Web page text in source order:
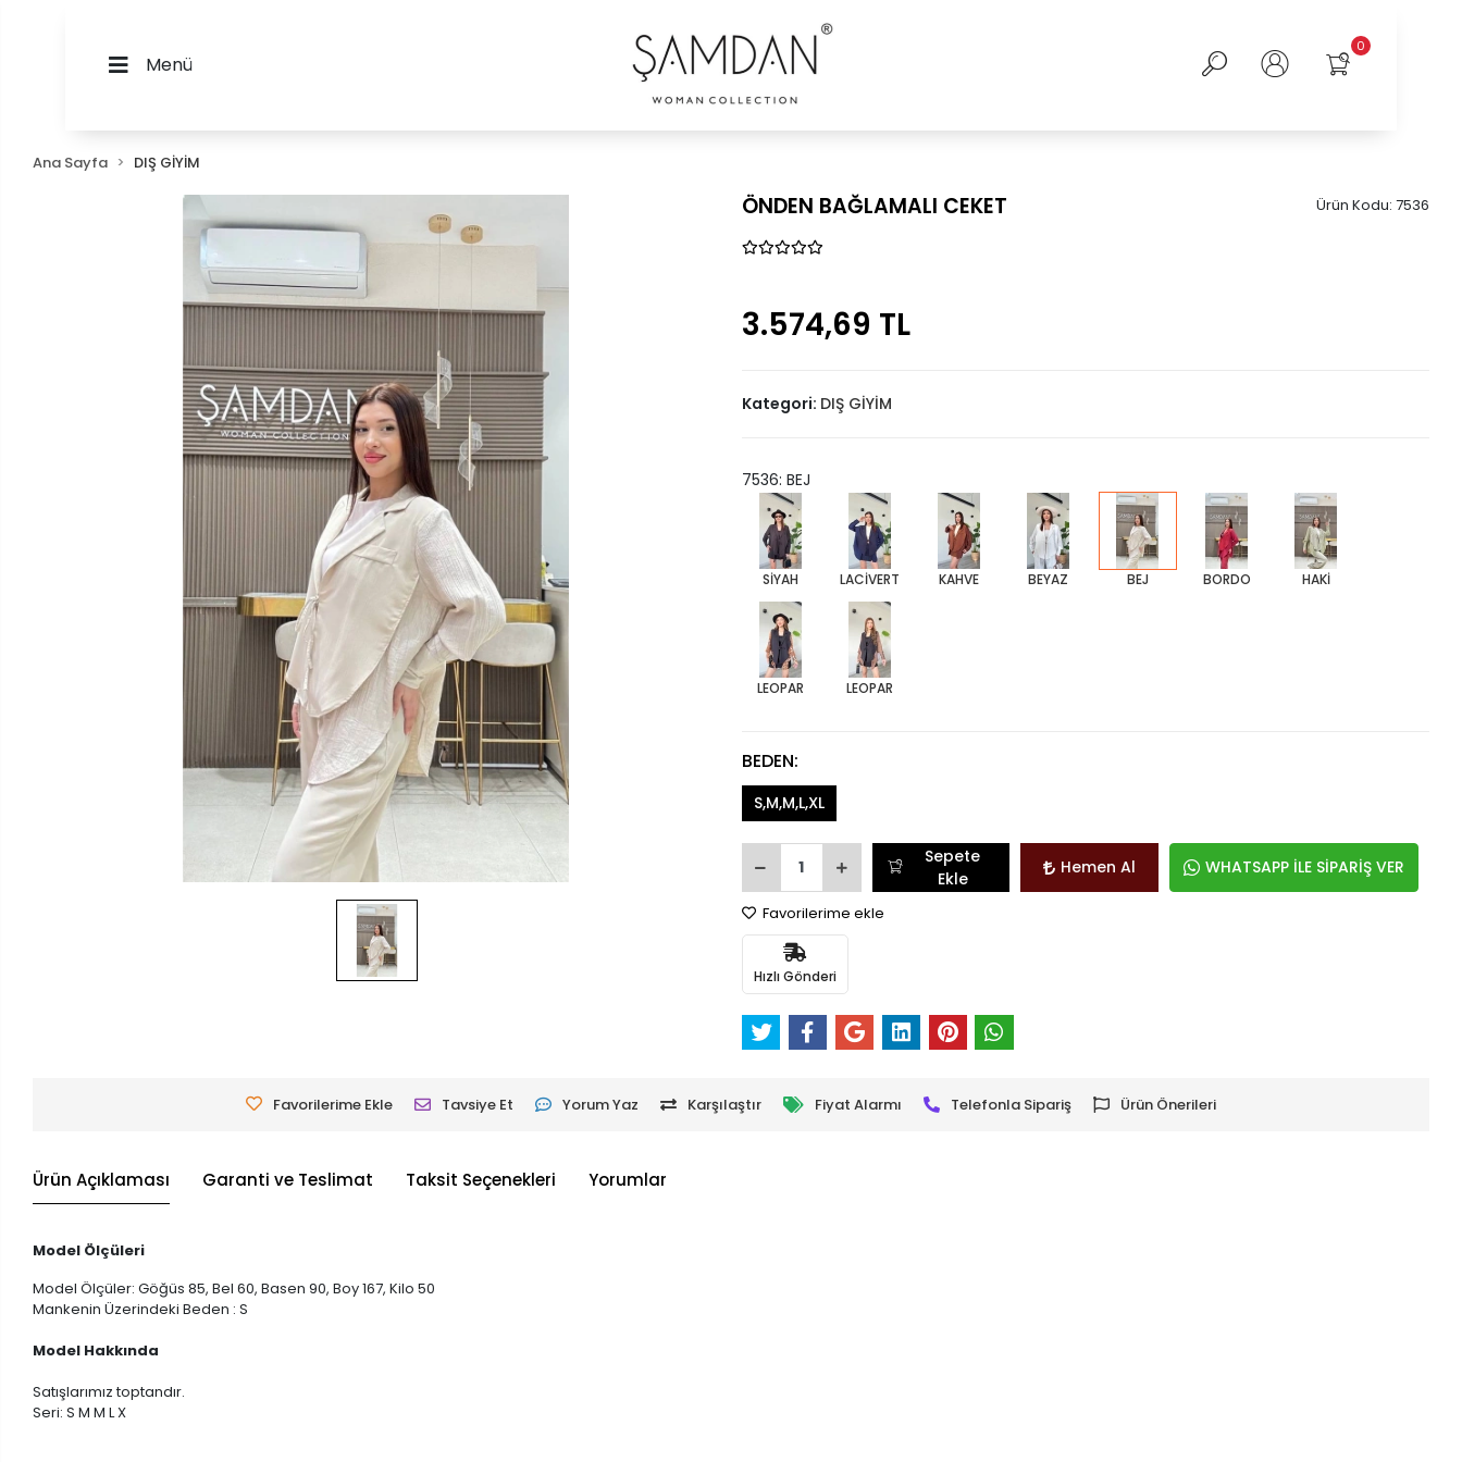
Menü
0
Ana Sayfa DIŞ GİYİM
ÖNDEN BAĞLAMALI CEKET Ürün Kodu: 7536
3.574,69 TL
Kategori: DIŞ GİYİM
7536: BEJ
SİYAH LACİVERT KAHVE BEYAZ BEJ BORDO HAKİ
LEOPAR LEOPAR
BEDEN:
S,M,M,L,XL
Sepete
Ekle
Hemen Al WHATSAPP İLE SİPARİŞ VER
Favorilerime ekle
Hızlı Gönderi
Favorilerime Ekle Tavsiye Et Yorum Yaz Karşılaştır Fiyat Alarmı Telefonla Sipariş Ürün Önerileri
Ürün Açıklaması Garanti ve Teslimat Taksit Seçenekleri Yorumlar
Model Ölçüleri
Model Ölçüler: Göğüs 85, Bel 60, Basen 90, Boy 167, Kilo 50
Mankenin Üzerindeki Beden : S
Model Hakkında
Satışlarımız toptandır.
Seri: S M M L X